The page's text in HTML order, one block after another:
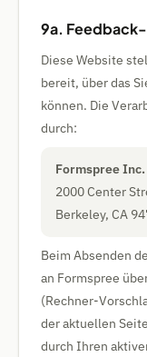
9a.
Diese Website
bereit, über das
können. Die
durch:
Formspree Inc.
2000 Center
Berkeley, CA
Beim Absenden
an Formspree
(Rechner-
der aktuellen
durch Ihren